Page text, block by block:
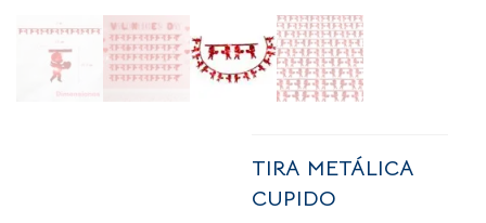
TIRA METÁLICA
CUPIDO